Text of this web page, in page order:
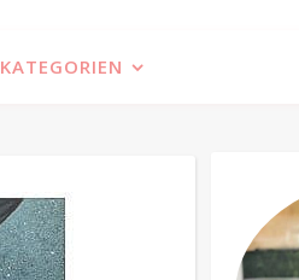
KATEGORIEN